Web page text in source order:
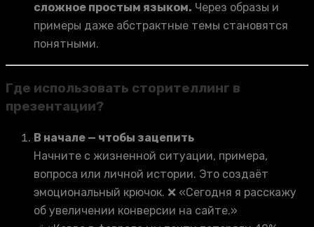
сложное простым языком. Через образы и
примеры даже абстрактные темы становятся
понятными.
Где использовать сторителлинг в
презентации?
В начале — чтобы зацепить
Начните с жизненной ситуации, примера,
вопроса или личной истории. Это создаёт
эмоциональный крючок. ❌ «Сегодня я расскажу
об увеличении конверсии на сайте.»